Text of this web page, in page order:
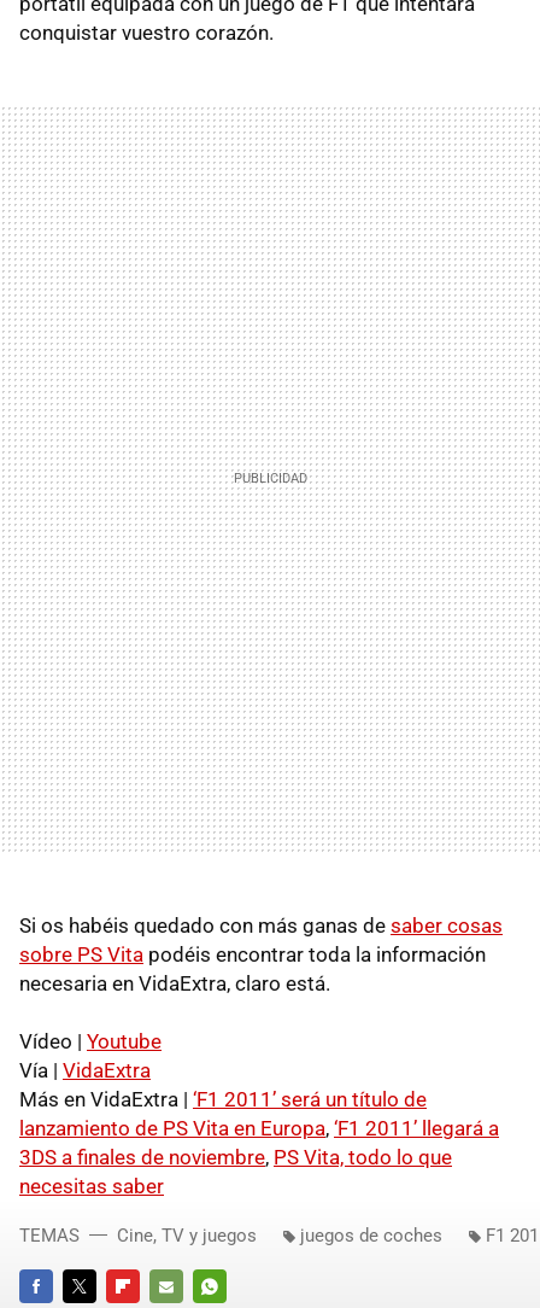
conquistar vuestro corazón.
Si os habéis quedado con más ganas de saber cosas
sobre PS Vita podéis encontrar toda la información
necesaria en VidaExtra, claro está.
Vídeo | Youtube
Vía | VidaExtra
Más en VidaExtra | ‘F1 2011’ será un título de
lanzamiento de PS Vita en Europa, ‘F1 2011’ llegará a
3DS a finales de noviembre, PS Vita, todo lo que
necesitas saber
TEMAS Cine, TV y juegos juegos de coches F1